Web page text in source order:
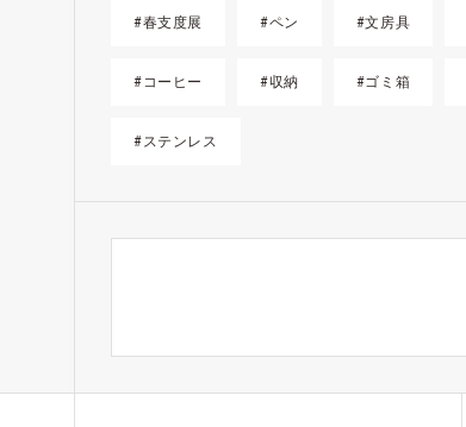
#春支度展 #ペン #文房具
#コーヒー #収納 #ゴミ箱
#ステンレス